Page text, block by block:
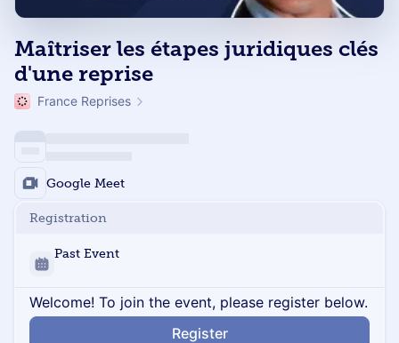
Maîtriser les étapes juridiques clés
d'une reprise
France Reprises
Google Meet
Registration
Past Event
Welcome! To join the event, please register below.
Register